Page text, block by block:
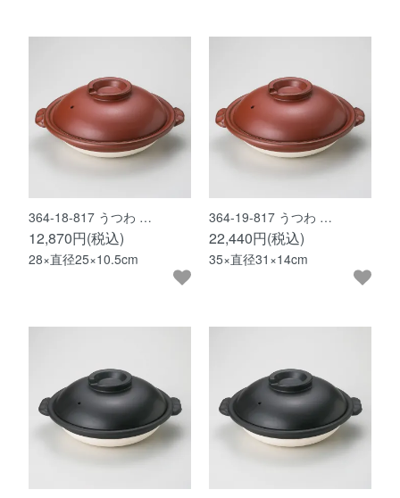
364-18-817 うつわ …
12,870円(税込)
28×直径25×10.5cm
364-19-817 うつわ …
22,440円(税込)
35×直径31×14cm